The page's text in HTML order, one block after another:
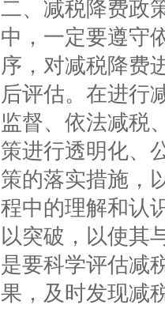
二、减税降费政
中，一定要遵守
序，对减税降费
后评估。在进行
监督、依法减税
策进行透明化、
策的落实措施，
程中的理解和认
以突破，以使其
是要科学评估减
果，及时发现减